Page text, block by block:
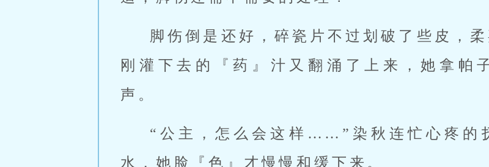
脚伤倒是还好，碎瓷片不过划破了些皮，
刚灌下去的『药』汁又翻涌了上来，她拿帕
声。
“公主，怎么会这样……”染秋连忙心疼的
水，她脸『色』才慢慢和缓下来。